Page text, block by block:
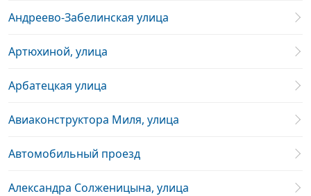
Андреево-Забелинская улица
Артюхиной, улица
Арбатецкая улица
Авиаконструктора Миля, улица
Автомобильный проезд
Александра Солженицына, улица